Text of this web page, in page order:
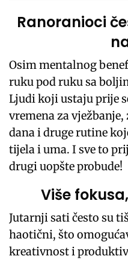
Ranoranioci
Osim mentalnog
ruku pod ruku sa
Ljudi koji ustaju prije
vremena za
dana i druge rutine
tijela i uma. I sve to
drugi uopšte probude!
Više
Jutarnji sati često su
haotični, što
kreativnost i